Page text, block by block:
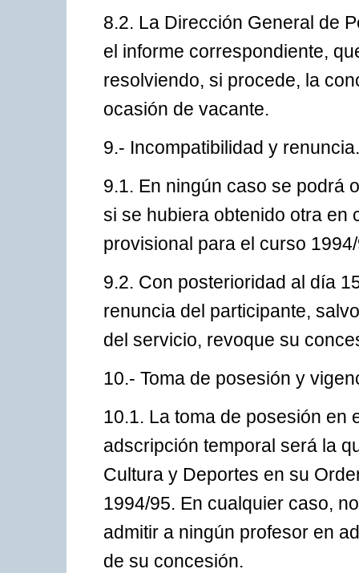
8.2. La Dirección General de
el informe correspondiente,
resolviendo, si procede, la
ocasión de vacante.
9.- Incompatibilidad y renuncia.
9.1. En ningún caso se podrá
si se hubiera obtenido otra en
provisional para el curso
9.2. Con posterioridad al día
renuncia del participante,
del servicio, revoque su
10.- Toma de posesión y
10.1. La toma de posesión en
adscripción temporal será la
Cultura y Deportes en su
1994/95. En cualquier caso,
admitir a ningún profesor en
de su concesión.